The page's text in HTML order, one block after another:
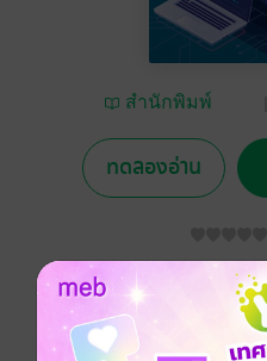
สำนักพิมพ์
ทดลองอ่าน
อยากได้ ซื้อเป็นของขวัญ